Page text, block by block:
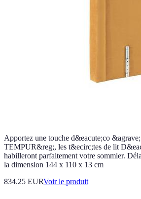
Apportez une touche d&eacute;co
TEMPUR&reg;, les t&ecirc;tes de lit
habilleront parfaitement votre sommier.
la dimension 144 x 110 x 13 cm
834.25 EURVoir le produit